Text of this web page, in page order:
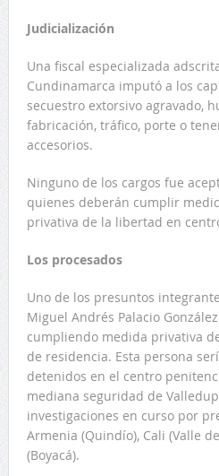
Judicialización
Una fiscal especializada
Cundinamarca imputó a los
secuestro extorsivo agravado,
fabricación, tráfico, porte o
accesorios.
Ninguno de los cargos fue
quienes deberán cumplir
privativa de la libertad en
Los procesados
Uno de los presuntos
Miguel Andrés Palacio
cumpliendo medida privativa
de residencia. Esta persona
detenidos en el centro
mediana seguridad de
investigaciones en curso por
Armenia (Quindío), Cali (Valle
(Boyacá).